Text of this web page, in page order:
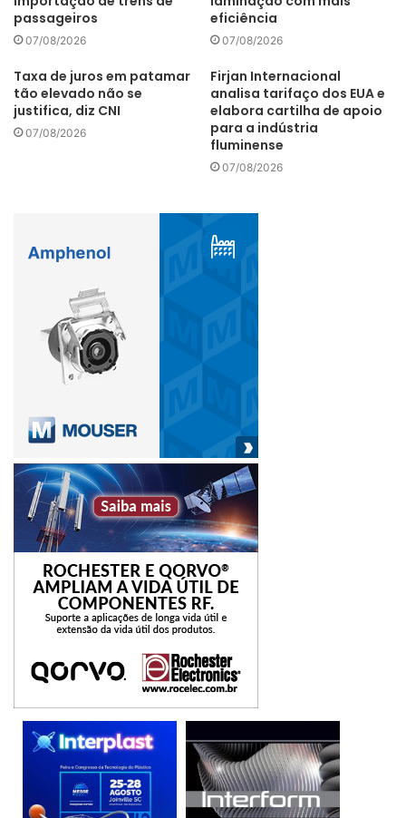
passageiros
07/08/2026
eficiência
07/08/2026
Taxa de juros em patamar
tão elevado não se
justifica, diz CNI
07/08/2026
Firjan Internacional
analisa tarifaço dos EUA e
elabora cartilha de apoio
para a indústria
fluminense
07/08/2026